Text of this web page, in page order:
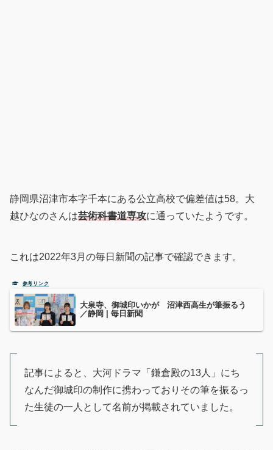
静岡県沼津市本字千本にある公立高校で偏差値は58。大
越ひなのさんは芸術科書道専攻に通っていたようです。
これは2022年3月の毎日新聞の記事で確認できます。
大泉寺、御城印いかが 沼津西高生が筆振るう
／静岡 | 毎日新聞
記事によると、大河ドラマ「鎌倉殿の13人」にち
なんだ御城印の制作に携わっておりその筆を振るっ
た生徒の一人として名前が掲載されていました。